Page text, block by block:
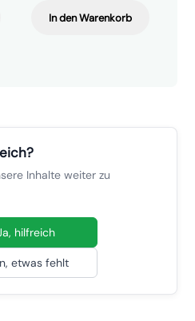
In den Warenkorb
Inhalte weiter zu
hilfreich
etwas fehlt